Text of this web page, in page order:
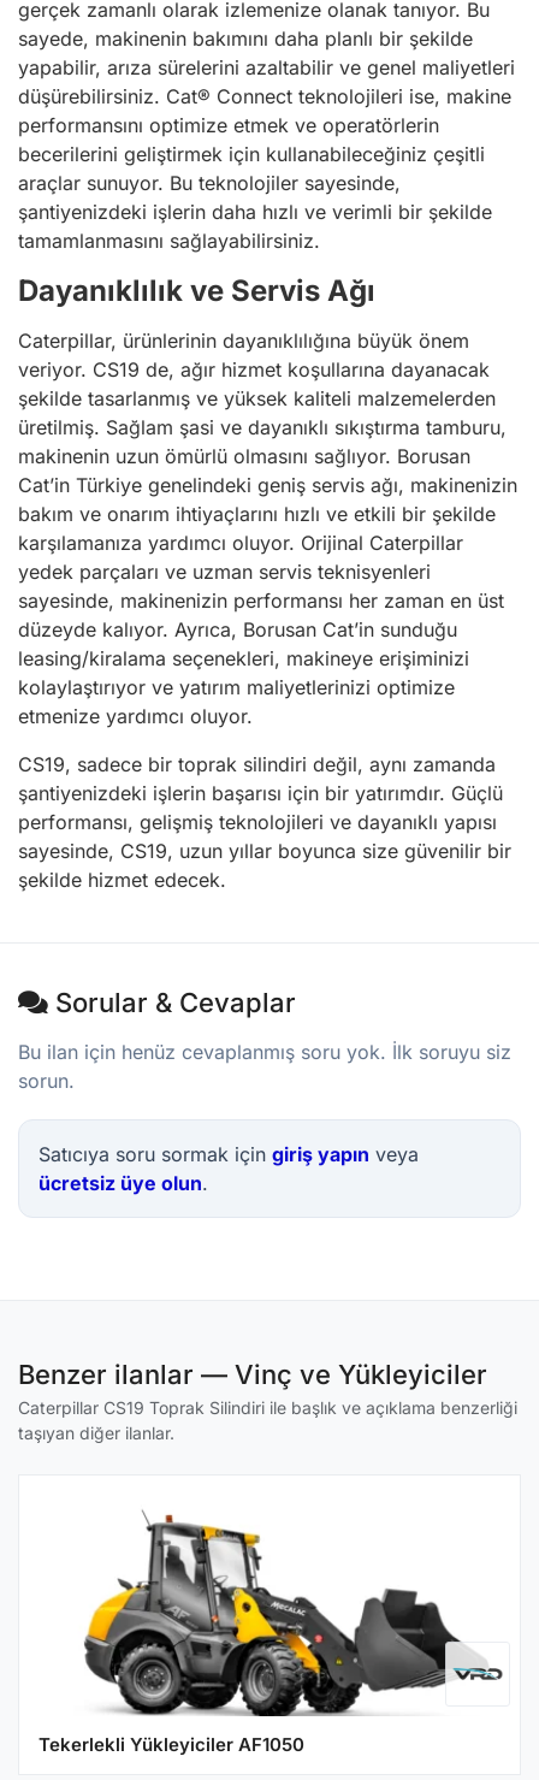
gerçek zamanlı olarak izlemenize olanak tanıyor. Bu
sayede, makinenin bakımını daha planlı bir şekilde
yapabilir, arıza sürelerini azaltabilir ve genel maliyetleri
düşürebilirsiniz. Cat® Connect teknolojileri ise, makine
performansını optimize etmek ve operatörlerin
becerilerini geliştirmek için kullanabileceğiniz çeşitli
araçlar sunuyor. Bu teknolojiler sayesinde,
şantiyenizdeki işlerin daha hızlı ve verimli bir şekilde
tamamlanmasını sağlayabilirsiniz.
Dayanıklılık ve Servis Ağı
Caterpillar, ürünlerinin dayanıklılığına büyük önem
veriyor. CS19 de, ağır hizmet koşullarına dayanacak
şekilde tasarlanmış ve yüksek kaliteli malzemelerden
üretilmiş. Sağlam şasi ve dayanıklı sıkıştırma tamburu,
makinenin uzun ömürlü olmasını sağlıyor. Borusan
Cat’in Türkiye genelindeki geniş servis ağı, makinenizin
bakım ve onarım ihtiyaçlarını hızlı ve etkili bir şekilde
karşılamanıza yardımcı oluyor. Orijinal Caterpillar
yedek parçaları ve uzman servis teknisyenleri
sayesinde, makinenizin performansı her zaman en üst
düzeyde kalıyor. Ayrıca, Borusan Cat’in sunduğu
leasing/kiralama seçenekleri, makineye erişiminizi
kolaylaştırıyor ve yatırım maliyetlerinizi optimize
etmenize yardımcı oluyor.
CS19, sadece bir toprak silindiri değil, aynı zamanda
şantiyenizdeki işlerin başarısı için bir yatırımdır. Güçlü
performansı, gelişmiş teknolojileri ve dayanıklı yapısı
sayesinde, CS19, uzun yıllar boyunca size güvenilir bir
şekilde hizmet edecek.
Sorular & Cevaplar
Bu ilan için henüz cevaplanmış soru yok. İlk soruyu siz
sorun.
Satıcıya soru sormak için giriş yapın veya
ücretsiz üye olun.
Benzer ilanlar — Vinç ve Yükleyiciler
Caterpillar CS19 Toprak Silindiri ile başlık ve açıklama benzerliği
taşıyan diğer ilanlar.
Tekerlekli Yükleyiciler AF1050